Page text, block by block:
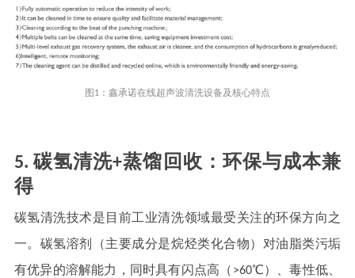
图1：鑫承诺在线超声波清洗设备及核心特点
5. 碳氢清洗+蒸馏回收：环保与成本兼
得
碳氢清洗技术是目前工业清洗领域最受关注的环保方向之
一。碳氢溶剂（主要成分是烷烃类化合物）对油脂类污垢
有优异的溶解能力，同时具有闪点高（>60℃）、毒性低、